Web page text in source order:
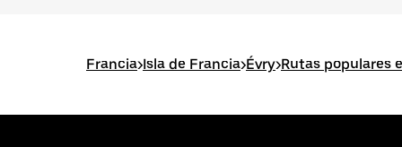
Francia>Isla de Francia>Évry>Rutas populares